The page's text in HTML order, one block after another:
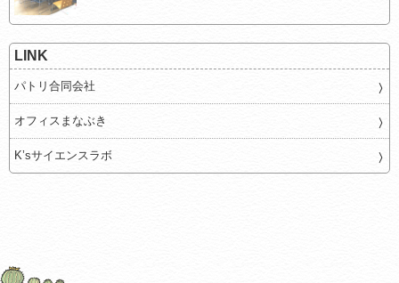
LINK
パトリ合同会社
オフィスまなぶき
K’sサイエンスラボ